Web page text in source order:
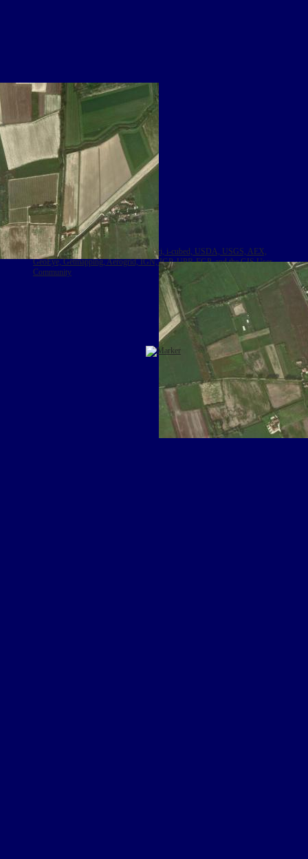
Leaflet |Tiles © Esri — Source: Esri, i-cubed, USDA, USGS, AEX,
GeoEye, Getmapping, Aerogrid, IGN, IGP, UPR-EGP, and the GIS User
Community